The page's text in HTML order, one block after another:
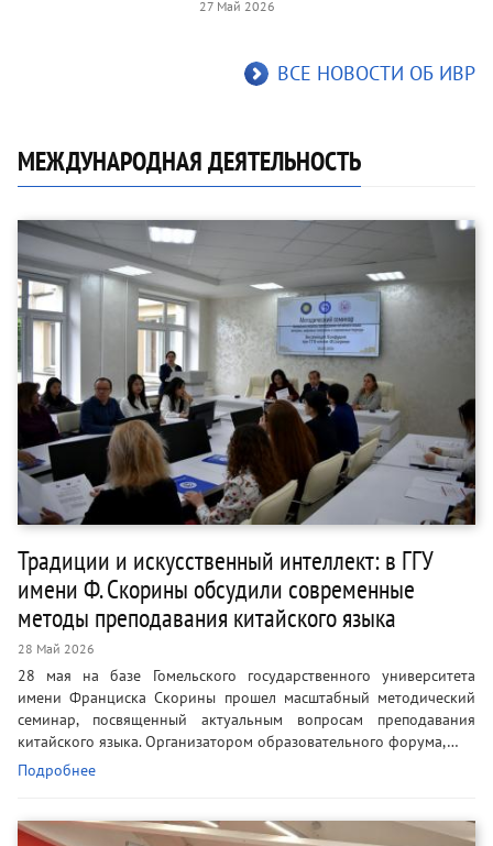
27 Май 2026
ВСЕ НОВОСТИ ОБ ИВР
МЕЖДУНАРОДНАЯ ДЕЯТЕЛЬНОСТЬ
Традиции и искусственный интеллект: в ГГУ
имени Ф. Скорины обсудили современные
методы преподавания китайского языка
28 Май 2026
28 мая на базе Гомельского государственного университета
имени Франциска Скорины прошел масштабный методический
семинар, посвященный актуальным вопросам преподавания
китайского языка. Организатором образовательного форума,…
Подробнее